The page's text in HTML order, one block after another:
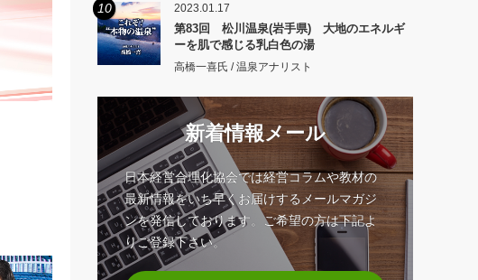
10 2023.01.17
第83回 松川温泉(岩手県) 大地のエネルギ
ーを肌で感じる乳白色の湯
高橋一喜氏 / 温泉アナリスト
新着情報メール
日本経営合理化協会では経営コラムや教材の
最新情報をいち早くお届けするメールマガジ
ンを発信しております。ご希望の方は下記よ
りご登録下さい。